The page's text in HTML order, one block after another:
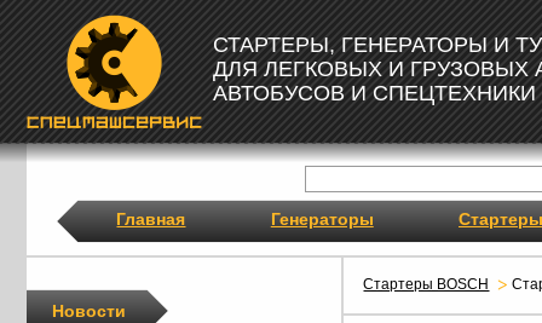
СТАРТЕРЫ, ГЕНЕРАТОРЫ И
ДЛЯ ЛЕГКОВЫХ И ГРУЗОВЫХ
АВТОБУСОВ И СПЕЦТЕХНИКИ
Главная Генераторы Стартеры
Стартеры BOSCH
Новости